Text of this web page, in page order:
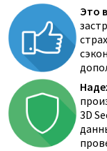
Это
3D